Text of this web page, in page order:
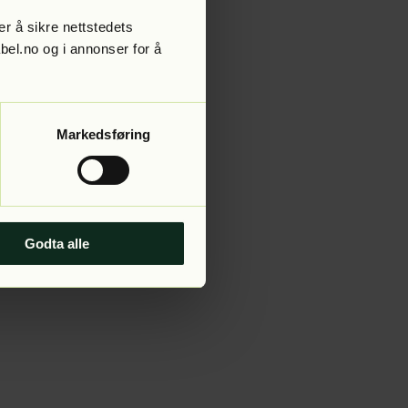
å sikre nettstedets
og i annonser for å
Markedsføring
Godta alle